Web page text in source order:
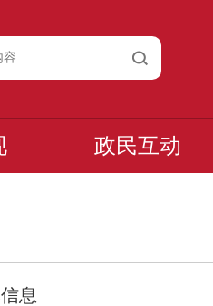
政民互动
息